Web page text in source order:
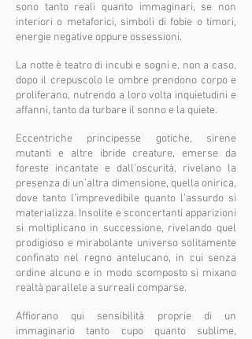
sono tanto reali quanto immaginari, se non
interiori o metaforici, simboli di fobie o timori,
energie negative oppure ossessioni.
La notte è teatro di incubi e sogni e, non a caso,
dopo il crepuscolo le ombre prendono corpo e
proliferano, nutrendo a loro volta inquietudini e
affanni, tanto da turbare il sonno e la quiete.
Eccentriche principesse gotiche, sirene
mutanti e altre ibride creature, emerse da
foreste incantate e dall’oscurità, rivelano la
presenza di un’altra dimensione, quella onirica,
dove tanto l’imprevedibile quanto l’assurdo si
materializza. Insolite e sconcertanti apparizioni
si moltiplicano in successione, rivelando quel
prodigioso e mirabolante universo solitamente
confinato nel regno antelucano, in cui senza
ordine alcuno e in modo scomposto si mixano
realtà parallele a surreali comparse.
Affiorano qui sensibilità proprie di un
immaginario tanto cupo quanto sublime,